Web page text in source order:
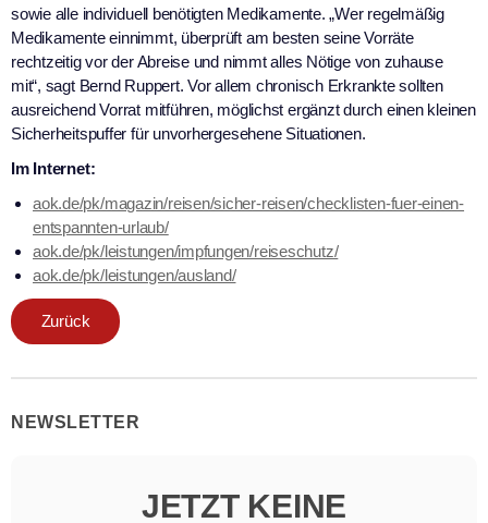
sowie alle individuell benötigten Medikamente. „Wer regelmäßig
Medikamente einnimmt, überprüft am besten seine Vorräte
rechtzeitig vor der Abreise und nimmt alles Nötige von zuhause
mit“, sagt Bernd Ruppert. Vor allem chronisch Erkrankte sollten
ausreichend Vorrat mitführen, möglichst ergänzt durch einen kleinen
Sicherheitspuffer für unvorhergesehene Situationen.
Im Internet:
aok.de/pk/magazin/reisen/sicher-reisen/checklisten-fuer-einen-
entspannten-urlaub/
aok.de/pk/leistungen/impfungen/reiseschutz/
aok.de/pk/leistungen/ausland/
Zurück
NEWSLETTER
JETZT KEINE